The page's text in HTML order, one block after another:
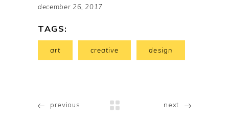
december 26, 2017
TAGS:
art creative design
previous next